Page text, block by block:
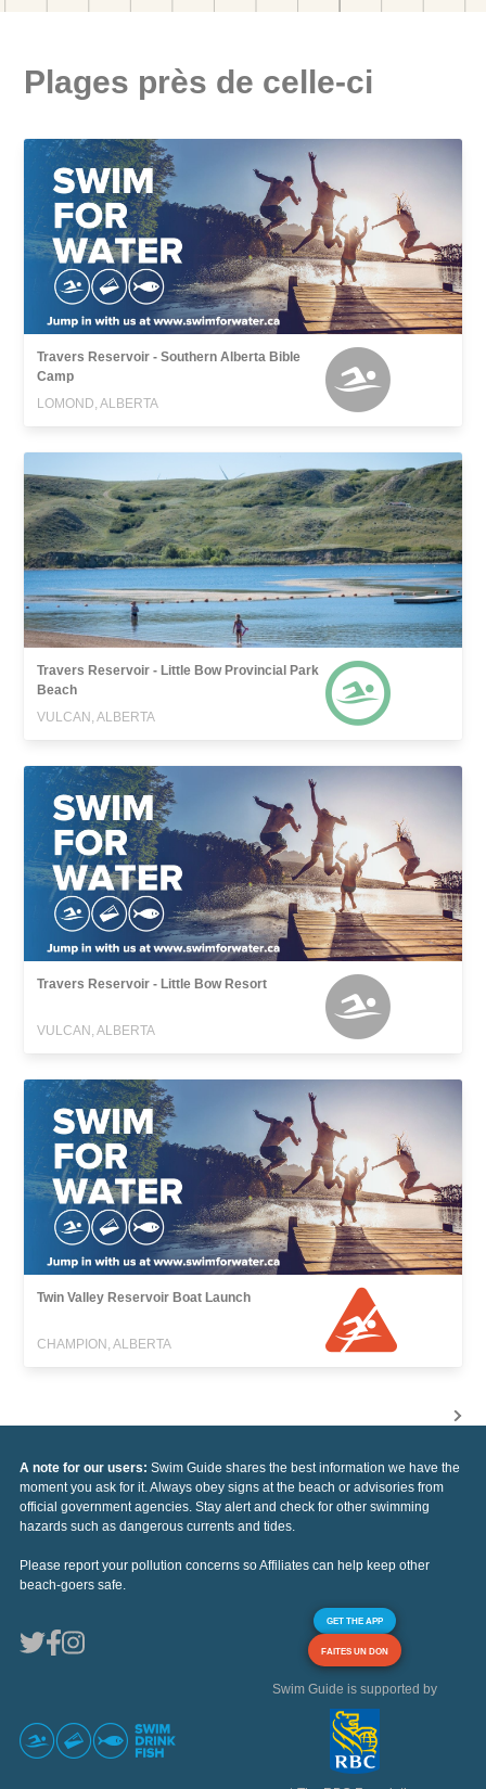
Plages près de celle-ci
Travers Reservoir - Southern Alberta Bible
Camp
LOMOND, ALBERTA
Travers Reservoir - Little Bow Provincial Park
Beach
VULCAN, ALBERTA
Travers Reservoir - Little Bow Resort
VULCAN, ALBERTA
Twin Valley Reservoir Boat Launch
CHAMPION, ALBERTA
A note for our users: Swim Guide shares the best information we have the
moment you ask for it. Always obey signs at the beach or advisories from
official government agencies. Stay alert and check for other swimming
hazards such as dangerous currents and tides.
Please report your pollution concerns so Affiliates can help keep other
beach-goers safe.
GET THE APP
FAITES UN DON
Swim Guide is supported by